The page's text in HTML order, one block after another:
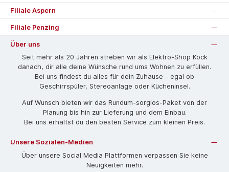
Filiale Aspern
Filiale Penzing
Über uns
Seit mehr als 20 Jahren streben wir als Elektro-Shop Köck
danach, dir alle deine Wünsche rund ums Wohnen zu erfüllen.
Bei uns findest du alles für dein Zuhause - egal ob
Geschirrspüler, Stereoanlage oder Kücheninsel.
Auf Wunsch bieten wir das Rund­um-sorg­los-Pa­ket von der
Planung bis hin zur Lieferung und dem Einbau.
Bei uns erhältst du den besten Service zum kleinen Preis.
Unsere Sozialen-Medien
Über unsere Social Media Plattformen verpassen Sie keine
Neuigkeiten mehr.